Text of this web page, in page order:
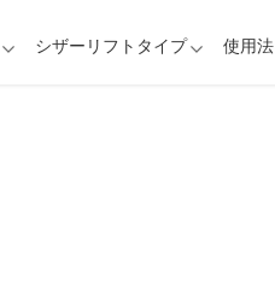
シザーリフトタイプ 使用法